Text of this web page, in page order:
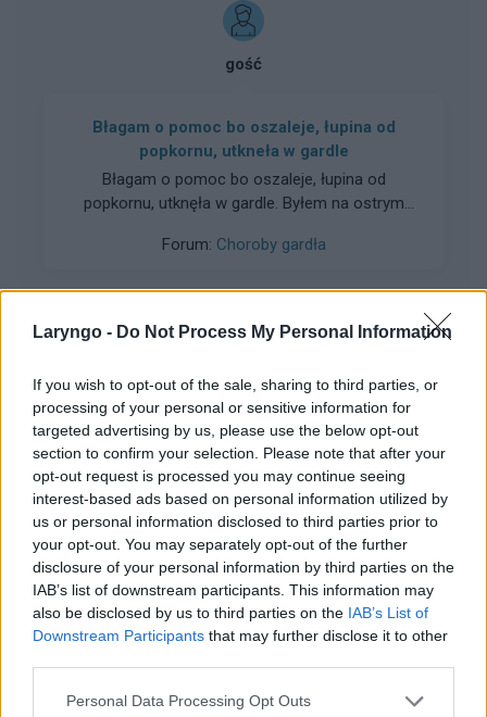
Laryngo - Do Not Process My Personal Information
If you wish to opt-out of the sale, sharing to third parties, or
processing of your personal or sensitive information for
targeted advertising by us, please use the below opt-out
section to confirm your selection. Please note that after your
opt-out request is processed you may continue seeing
interest-based ads based on personal information utilized by
us or personal information disclosed to third parties prior to
your opt-out. You may separately opt-out of the further
disclosure of your personal information by third parties on the
IAB’s list of downstream participants. This information may
also be disclosed by us to third parties on the IAB’s List of
Downstream Participants that may further disclose it to other
Personal Data Processing Opt Outs
zrobić w kierunku ustalenia przyczyn.
gość
Błagam o pomoc bo oszaleje, łupina od
popkornu, utkneła w gardle
Błagam o pomoc bo oszaleje, łupina od
popkornu, utknęła w gardle. Byłem na ostrym
głęboko a to wydaje mi się że to siedzi gdzieś w
irygatorem spróbować już sam nie wiem :-(:-(:-(
Forum: Choroby gardła
Torbiel pod językiem?
Czy ktoś wie co to może być? Raz zniknęło i po
czasie pojawiło się znowu. Jest pod językiem.
Lepiej iść do stomatologa czy chirurga
stomatologicznego?
Forum: Choroby gardła
gość
Zmiany w jamie ustnej